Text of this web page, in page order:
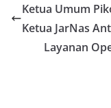
Ketua Umum
Ketua JarNas
Layanan